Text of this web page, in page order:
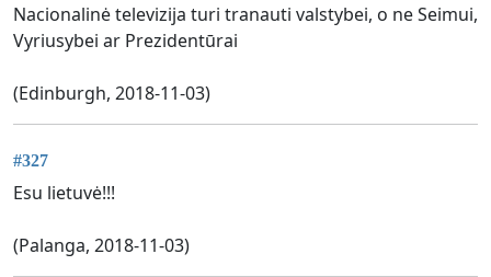
Nacionalinė televizija turi tranauti valstybei, o ne Seimui,
Vyriusybei ar Prezidentūrai
(Edinburgh, 2018-11-03)
#327
Esu lietuvė!!!
(Palanga, 2018-11-03)